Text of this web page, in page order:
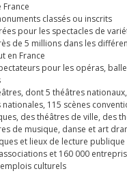
France
classés ou inscrits
pour les spectacles de
de 5 millions dans les
en France
pour les opéras,
dont 5 théâtres
nationales, 115 scènes
des théâtres de ville, des
de musique, danse et art
et lieux de lecture publique
et 160 000
culturels